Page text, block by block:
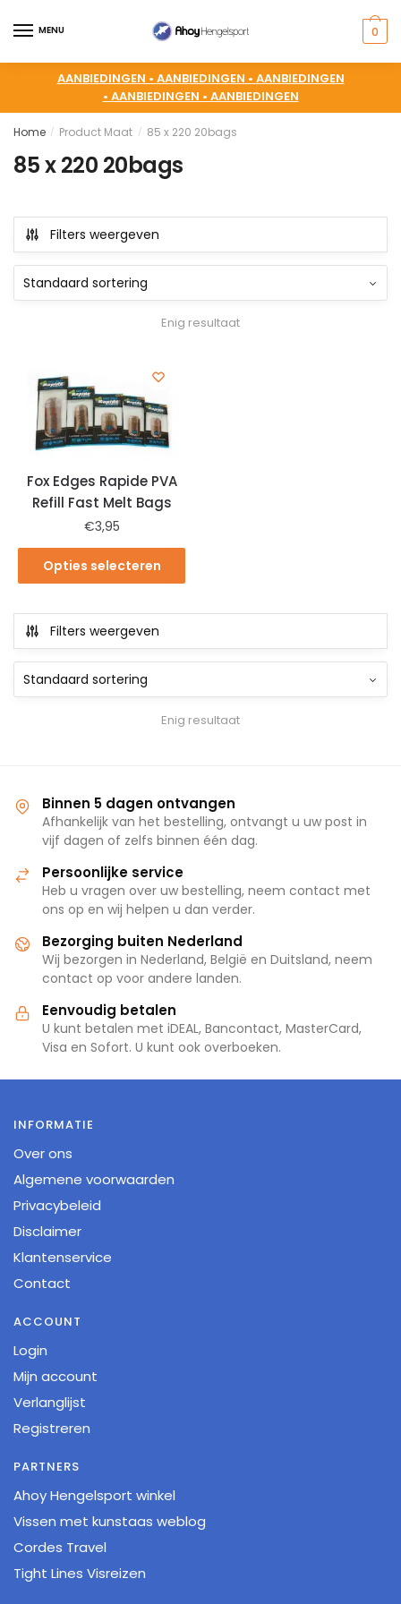
MENU 0
AANBIEDINGEN • AANBIEDINGEN • AANBIEDINGEN
• AANBIEDINGEN • AANBIEDINGEN
Home / Product Maat / 85 x 220 20bags
85 x 220 20bags
Filters weergeven
Enig resultaat
Fox Edges Rapide PVA
Refill Fast Melt Bags
€3,95
Opties selecteren
Filters weergeven
Enig resultaat
Binnen 5 dagen ontvangen
Afhankelijk van het bestelling, ontvangt u uw post in
vijf dagen of zelfs binnen één dag.
Persoonlijke service
Heb u vragen over uw bestelling, neem contact met
ons op en wij helpen u dan verder.
Bezorging buiten Nederland
Wij bezorgen in Nederland, België en Duitsland, neem
contact op voor andere landen.
Eenvoudig betalen
U kunt betalen met iDEAL, Bancontact, MasterCard,
Visa en Sofort. U kunt ook overboeken.
INFORMATIE
Over ons
Algemene voorwaarden
Privacybeleid
Disclaimer
Klantenservice
Contact
ACCOUNT
Login
Mijn account
Verlanglijst
Registreren
PARTNERS
Ahoy Hengelsport winkel
Vissen met kunstaas weblog
Cordes Travel
Tight Lines Visreizen